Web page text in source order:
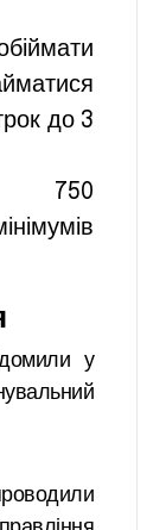
до 3
у